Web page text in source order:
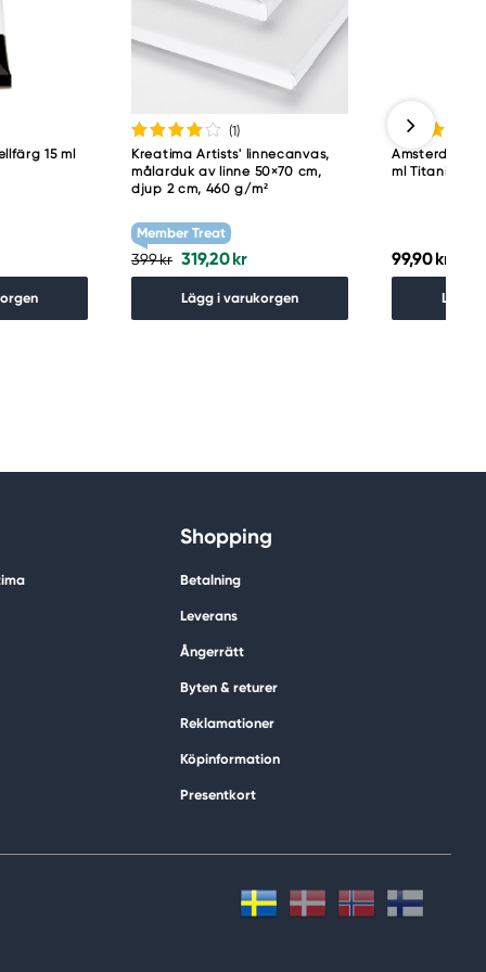
15 ml
(1)
Kreatima Artists' linnecanvas,
målarduk av linne 50×70 cm,
djup 2 cm, 460 g/m²
Member Treat
399 kr 319,20 kr
Lägg i varukorgen
Amsterdam
ml Titanium
99,90 kr
Lägg i
Shopping
Betalning
Leverans
Ångerrätt
Byten & returer
Reklamationer
Köpinformation
Presentkort